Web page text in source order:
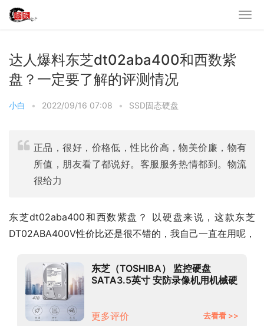
达人爆料东芝dt02aba400和西数紫
盘？一定要了解的评测情况
小白 • 2022/09/16 07:08 • SSD固态硬盘
正品，很好，价格低，性比价高，物美价廉，物有
所值，朋友看了都说好。客服服务热情都到。物流
很给力
东芝dt02aba400和西数紫盘？ 以硬盘来说，这款东芝
DT02ABA400V性价比还是很不错的，我自己一直在用呢，
东芝（TOSHIBA） 监控硬盘
SATA3.5英寸 安防录像机用机械硬
更多评价
去看看 >>